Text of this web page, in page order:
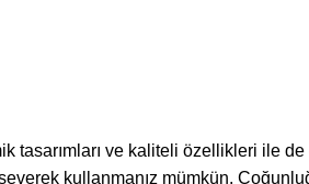
ve kaliteli özellikleri ile
kullanmanız mümkün.